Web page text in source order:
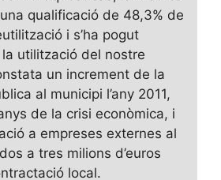
qualificació de 48,3% de
i s’ha pogut
utilització del nostre
un increment de la
al municipi l’any 2011,
de la crisi econòmica, i
a empreses externes al
a tres milions d’euros
local.